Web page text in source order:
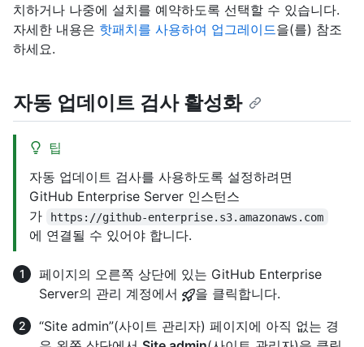
치하거나 나중에 설치를 예약하도록 선택할 수 있습니다.
자세한 내용은 핫패치를 사용하여 업그레이드을(를) 참조
하세요.
자동 업데이트 검사 활성화
팁
자동 업데이트 검사를 사용하도록 설정하려면
GitHub Enterprise Server 인스턴스
가
https://github-enterprise.s3.amazonaws.com
에 연결될 수 있어야 합니다.
페이지의 오른쪽 상단에 있는 GitHub Enterprise
Server의 관리 계정에서
을 클릭합니다.
“Site admin”(사이트 관리자) 페이지에 아직 없는 경